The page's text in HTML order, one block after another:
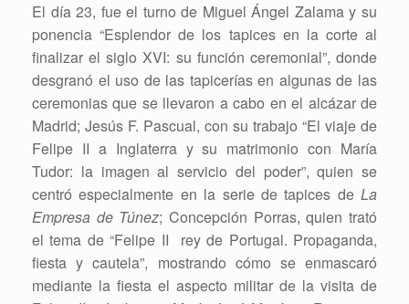
El día 23, fue el turno de Miguel Ángel Zalama y su
ponencia “Esplendor de los tapices en la corte al
finalizar el siglo XVI: su función ceremonial”, donde
desgranó el uso de las tapicerías en algunas de las
ceremonias que se llevaron a cabo en el alcázar de
Madrid; Jesús F. Pascual, con su trabajo “El viaje de
Felipe II a Inglaterra y su matrimonio con María
Tudor: la imagen al servicio del poder”, quien se
centró especialmente en la serie de tapices de La
Empresa de Túnez; Concepción Porras, quien trató
el tema de “Felipe II rey de Portugal. Propaganda,
fiesta y cautela”, mostrando cómo se enmascaró
mediante la fiesta el aspecto militar de la visita de